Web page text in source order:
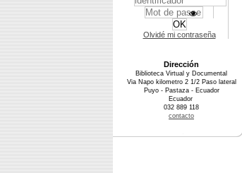
Olvidé mi contraseña
Dirección
Biblioteca Virtual y Documental
Via Napo kilometro 2 1/2 Paso lateral
Puyo - Pastaza - Ecuador
Ecuador
032 889 118
contacto